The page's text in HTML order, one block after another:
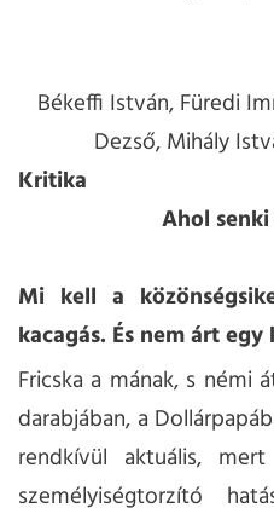
Békeffi István, Füredi
Dezső, Mihály
Kritika
Ahol
Mi kell a
kacagás. És nem árt
Fricska a mának, s némi
darabjában, a
rendkívül aktuális,
személyiségtorzító